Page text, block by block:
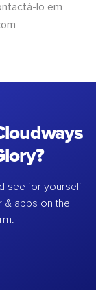
lo em
see for yourself
& apps on the